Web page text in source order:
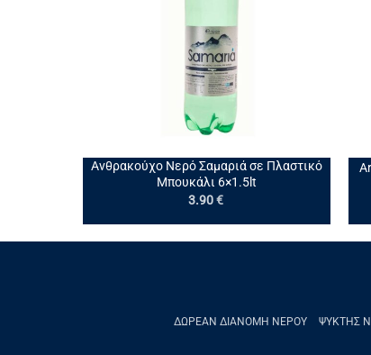
Ανθρακούχο Νερό Σαμαριά σε Πλαστικό
Μπουκάλι 6×1.5lt
3.90€
ΔΩΡΕΆΝ ΔΙΑΝΟΜΉ ΝΕΡΟΎ ΨΎΚΤΗΣ